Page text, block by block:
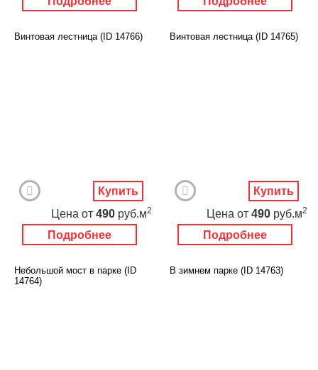
Винтовая лестница (ID 14766)
Подробнее
Цена от 490 руб.м2
Купить
Винтовая лестница (ID 14765)
Подробнее
Цена от 490 руб.м2
Купить
Небольшой мост в парке (ID
14764)
В зимнем парке (ID 14763)